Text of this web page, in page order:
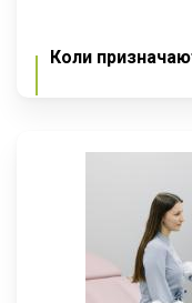
Коли